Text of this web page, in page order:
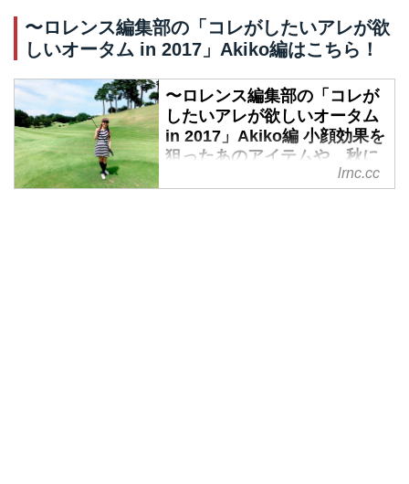
やいてなんかいませんか？ 何か
にハマって夢中になってこそ、人
間。何かにヤバイくらい酔ってこ
そ、人生。 僕たちの心をガッチ
リ掴み、どっぷりハマってしまう
魅力を持ったモノ・コト・ヒト。
ないなんて言わせませんよ！ 食
欲の秋、芸術の秋、なんでも美味
〜ロレンス編集部の「コレがしたいアレが欲
しいオータム in 2017」Akiko編はこちら！
〜ロレンス編集部の「コレが
したいアレが欲しいオータム
in 2017」Akiko編 小顔効果を
狙ったあのアイテムや、秋に
ぴったりなあのスポーツ。 -
lrnc.cc